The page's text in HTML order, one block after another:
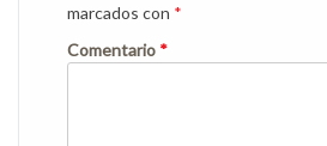
marcados con *
Comentario *